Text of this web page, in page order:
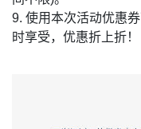
9. 使用本次活动优惠
时享受，优惠折上折！